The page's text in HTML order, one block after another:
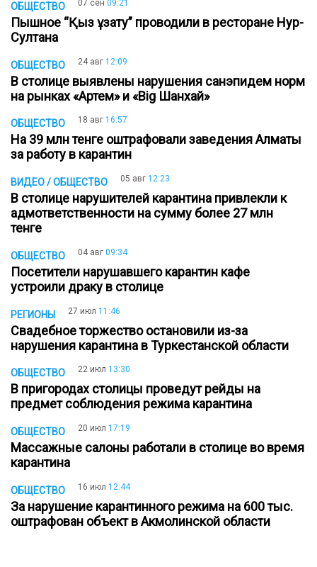
ОБЩЕСТВО 07 сен 09:21
Пышное “Қыз ұзату” проводили в ресторане Нур-
Султана
ОБЩЕСТВО 24 авг 12:09
В столице выявлены нарушения санэпидем норм
на рынках «Артем» и «Big Шанхай»
ОБЩЕСТВО 18 авг 16:57
На 39 млн тенге оштрафовали заведения Алматы
за работу в карантин
ВИДЕО / ОБЩЕСТВО 05 авг 12:23
В столице нарушителей карантина привлекли к
адмответственности на сумму более 27 млн
тенге
ОБЩЕСТВО 04 авг 09:34
Посетители нарушавшего карантин кафе
устроили драку в столице
РЕГИОНЫ 27 июл 11:46
Свадебное торжество остановили из-за
нарушения карантина в Туркестанской области
ОБЩЕСТВО 22 июл 13:30
В пригородах столицы проведут рейды на
предмет соблюдения режима карантина
ОБЩЕСТВО 20 июл 17:19
Массажные салоны работали в столице во время
карантина
ОБЩЕСТВО 16 июл 12:44
За нарушение карантинного режима на 600 тыс.
оштрафован объект в Акмолинской области